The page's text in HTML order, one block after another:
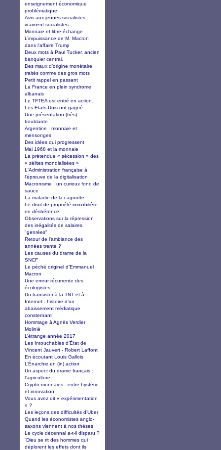
enseignement économique
problématique
Avis aux jeunes socialistes,
vraiment socialistes
Monnaie et libre échange
L’impuissance de M. Macron
dans l’affaire Trump
Deux mots à Paul Tucker, ancien
banquier central.
Des maux d’origine monétaire
traités comme des gros mots
Petit rappel en passant
La France en plein syndrome
albanais
Le TFTEA est entré en action.
Les Etats-Unis ont gagné
Une présentation (très)
troublante
Argentine : monnaie et
mensonges
Des idées qui progressent
Mai 1968 et la monnaie
La prétendue « sécession » des
« zélites mondialisées »
L'Administration française à
l'épreuve de la digitalisation
Macronisme : un curieux fond de
sauce
La maladie de la cagnotte
Le droit de propriété immobilière
en déshérence
Observations sur la répression
des inégalités de salaires
"genrées"
Retour de l’ambiance des
années trente ?
Les causes du drame de la
SNCF
Le péché originel d’Emmanuel
Macron
Une erreur récurrente des
écologistes
Du transistor à la TNT et à
Internet : histoire d’un
abaissement médiatique
consternant
Hommage à Agnès Verdier
Molinié
L’étrange année 2017
Les Intouchables d’État de
Vincent Jauvert - Robert Laffont
En écoutant Louis Gallois
L’Énarchie en (in) action
Un aspect du drame français :
l'agriculture
Crypto-monnaies : entre hystérie
et innovation.
Vous avez dit « expérimentation
» ?
Les leçons des difficultés d’Uber
Quand les économistes anglo-
saxons viennent à nos thèses
Le cycle décennal a-t-il disparu ?
“Dieu se rit des hommes qui
déplorent les effets dont ils